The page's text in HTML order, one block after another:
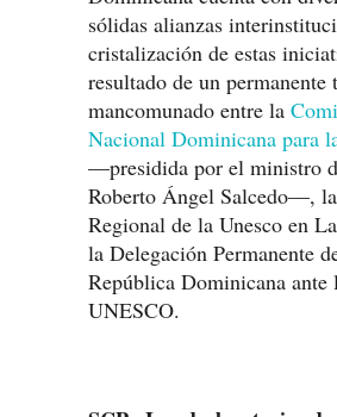
sólidas alianzas
cristalización de estas
resultado de un permanente
mancomunado entre la
Nacional Dominicana para
—presidida por el ministro
Roberto Ángel Salcedo—,
Regional de la Unesco en
la Delegación Permanente
República Dominicana ante
UNESCO.